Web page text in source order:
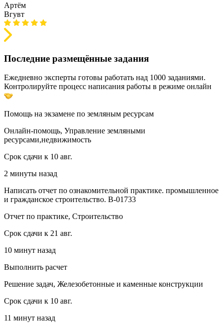
Артём
Вгувт
Последние размещённые задания
Ежедневно эксперты готовы работать над 1000 заданиями.
Контролируйте процесс написания работы в режиме онлайн
Помощь на экзамене по земляным ресурсам
Онлайн-помощь, Управление земляными
ресурсами,недвижимость
Срок сдачи к 10 авг.
2 минуты назад
Написать отчет по ознакомительной практике. промышленное
и гражданское строительство. В-01733
Отчет по практике, Строительство
Срок сдачи к 21 авг.
10 минут назад
Выполнить расчет
Решение задач, Железобетонные и каменные конструкции
Срок сдачи к 10 авг.
11 минут назад